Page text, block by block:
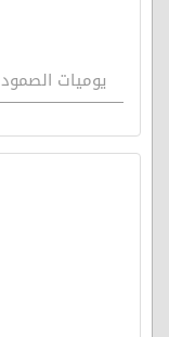
يوميات الصمود 23